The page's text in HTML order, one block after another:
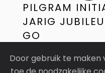
PILGRAM
JARIG
GO
In Stadspodium GO
Door gebruik te maken